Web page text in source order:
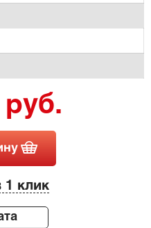
руб.
1 клик